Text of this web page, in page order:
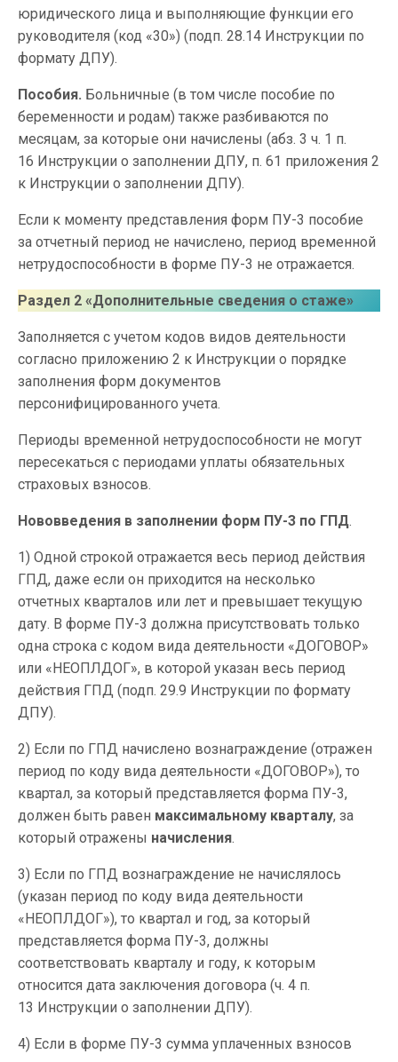
юридического лица и выполняющие функции его
руководителя (код «30») (подп. 28.14 Инструкции по
формату ДПУ).
Пособия. Больничные (в том числе пособие по
беременности и родам) также разбиваются по
месяцам, за которые они начислены (абз. 3 ч. 1 п.
16 Инструкции о заполнении ДПУ, п. 61 приложения 2
к Инструкции о заполнении ДПУ).
Если к моменту представления форм ПУ-3 пособие
за отчетный период не начислено, период временной
нетрудоспособности в форме ПУ-3 не отражается.
Раздел 2 «Дополнительные сведения о стаже»
Заполняется с учетом кодов видов деятельности
согласно приложению 2 к Инструкции о порядке
заполнения форм документов
персонифицированного учета.
Периоды временной нетрудоспособности не могут
пересекаться с периодами уплаты обязательных
страховых взносов.
Нововведения в заполнении форм ПУ-3 по ГПД.
1) Одной строкой отражается весь период действия
ГПД, даже если он приходится на несколько
отчетных кварталов или лет и превышает текущую
дату. В форме ПУ-3 должна присутствовать только
одна строка с кодом вида деятельности «ДОГОВОР»
или «НЕОПЛДОГ», в которой указан весь период
действия ГПД (подп. 29.9 Инструкции по формату
ДПУ).
2) Если по ГПД начислено вознаграждение (отражен
период по коду вида деятельности «ДОГОВОР»), то
квартал, за который представляется форма ПУ-3,
должен быть равен максимальному кварталу, за
который отражены начисления.
3) Если по ГПД вознаграждение не начислялось
(указан период по коду вида деятельности
«НЕОПЛДОГ»), то квартал и год, за который
представляется форма ПУ-3, должны
соответствовать кварталу и году, к которым
относится дата заключения договора (ч. 4 п.
13 Инструкции о заполнении ДПУ).
4) Если в форме ПУ-3 сумма уплаченных взносов